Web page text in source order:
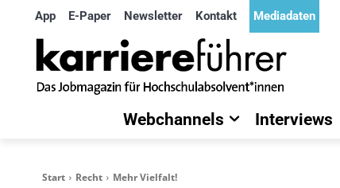
App E-Paper Newsletter Kontakt Mediadaten
Webchannels Interviews
Start Recht Mehr Vielfalt!